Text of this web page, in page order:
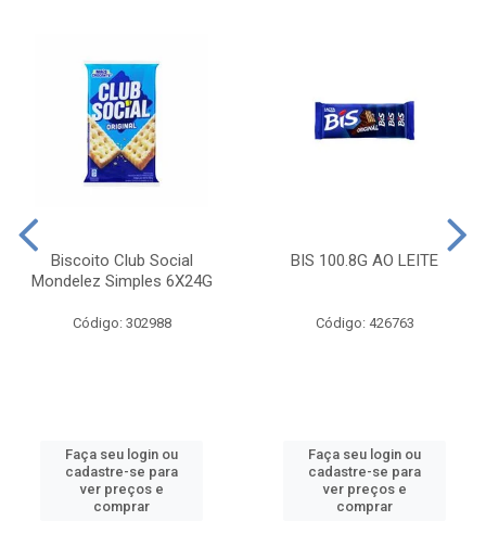
Biscoito Club Social
Mondelez Simples 6X24G
Código: 302988
Faça seu login ou
cadastre-se para
ver preços e
comprar
BIS 100.8G AO LEITE
Código: 426763
Faça seu login ou
cadastre-se para
ver preços e
comprar